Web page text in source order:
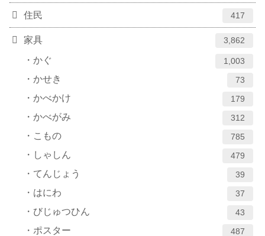
住民 417
家具 3,862
かぐ 1,003
かせき 73
かべかけ 179
かべがみ 312
こもの 785
しゃしん 479
てんじょう 39
はにわ 37
びじゅつひん 43
ポスター 487